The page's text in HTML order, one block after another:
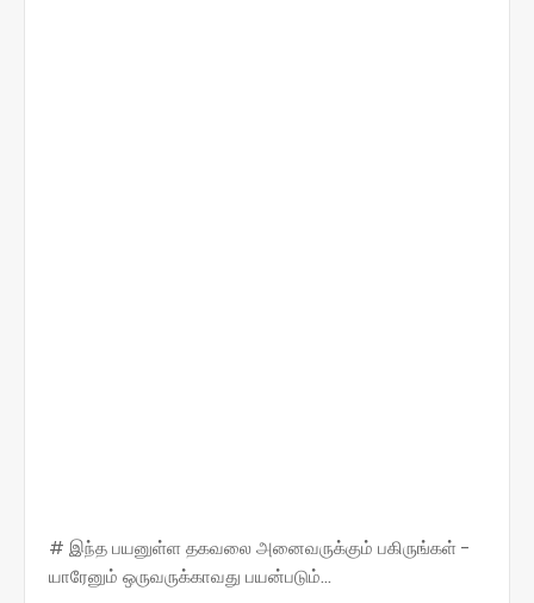
# இந்த பயனுள்ள தகவலை அனைவருக்கும் பகிருங்கள் -
யாரேனும் ஒருவருக்காவது பயன்படும்...